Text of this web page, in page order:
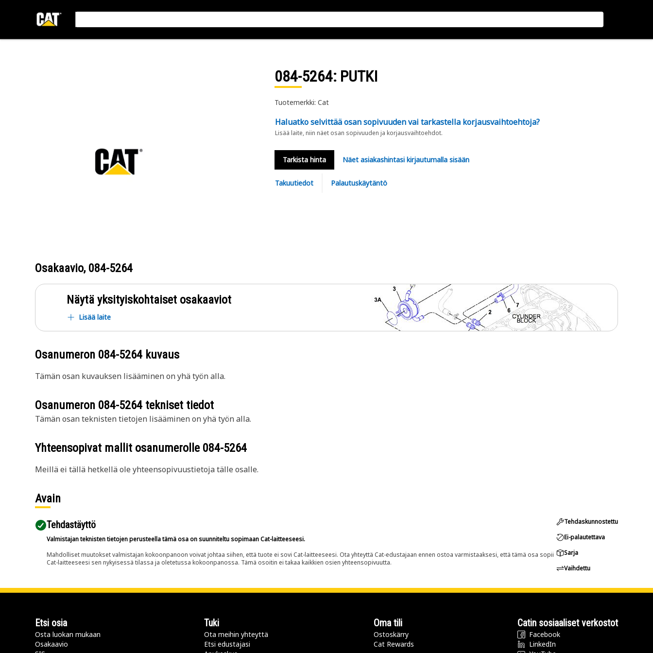
084-5264: PUTKI
Tuotemerkki: Cat
Haluatko selvittää osan sopivuuden vai tarkastella korjausvaihtoehtoja?
Lisää laite, niin näet osan sopivuuden ja korjausvaihtoehdot.
Tarkista hinta Näet asiakashintasi kirjautumalla sisään
Takuutiedot Palautuskäytäntö
Osakaavio, 084-5264
Näytä yksityiskohtaiset osakaaviot
Lisää laite
Osanumeron 084-5264 kuvaus
Tämän osan kuvauksen lisääminen on yhä työn alla.
Osanumeron 084-5264 tekniset tiedot
Tämän osan teknisten tietojen lisääminen on yhä työn alla.
Yhteensopivat mallit osanumerolle 084-5264
Meillä ei tällä hetkellä ole yhteensopivuustietoja tälle osalle.
Avain
Tehdastäyttö
Valmistajan teknisten tietojen perusteella tämä osa on suunniteltu sopimaan Cat-laitteeseesi.
Mahdolliset muutokset valmistajan kokoonpanoon voivat johtaa siihen, että tuote ei sovi Cat-laitteeseesi. Ota yhteyttä Cat-edustajaan ennen ostoa varmistaaksesi, että tämä osa sopii
Cat-laitteeseesi sen nykyisessä tilassa ja oletetussa kokoonpanossa. Tämä osoitin ei takaa kaikkien osien yhteensopivuutta.
Tehdaskunnostettu
Ei-palautettava
Sarja
Vaihdettu
Etsi osia
Osta luokan mukaan
Osakaavio
Tuki
Ota meihin yhteyttä
Etsi edustajasi
Oma tili
Ostoskärry
Cat Rewards
Catin sosiaaliset verkostot
Facebook
LinkedIn